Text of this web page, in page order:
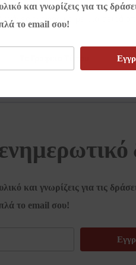
γυναικών, όπου
αναφορικά με μια σειρά
και γνωρίζεις για τις
το email σου!
και γνωρίζεις για τις
το email σου!